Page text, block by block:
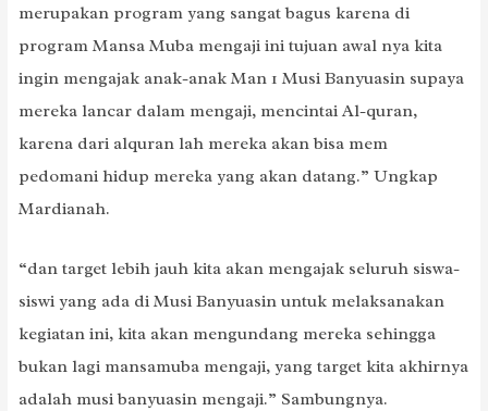
merupakan program yang sangat bagus karena di
program Mansa Muba mengaji ini tujuan awal nya kita
ingin mengajak anak-anak Man 1 Musi Banyuasin supaya
mereka lancar dalam mengaji, mencintai Al-quran,
karena dari alquran lah mereka akan bisa mem
pedomani hidup mereka yang akan datang.” Ungkap
Mardianah.
“dan target lebih jauh kita akan mengajak seluruh siswa-
siswi yang ada di Musi Banyuasin untuk melaksanakan
kegiatan ini, kita akan mengundang mereka sehingga
bukan lagi mansamuba mengaji, yang target kita akhirnya
adalah musi banyuasin mengaji.” Sambungnya.